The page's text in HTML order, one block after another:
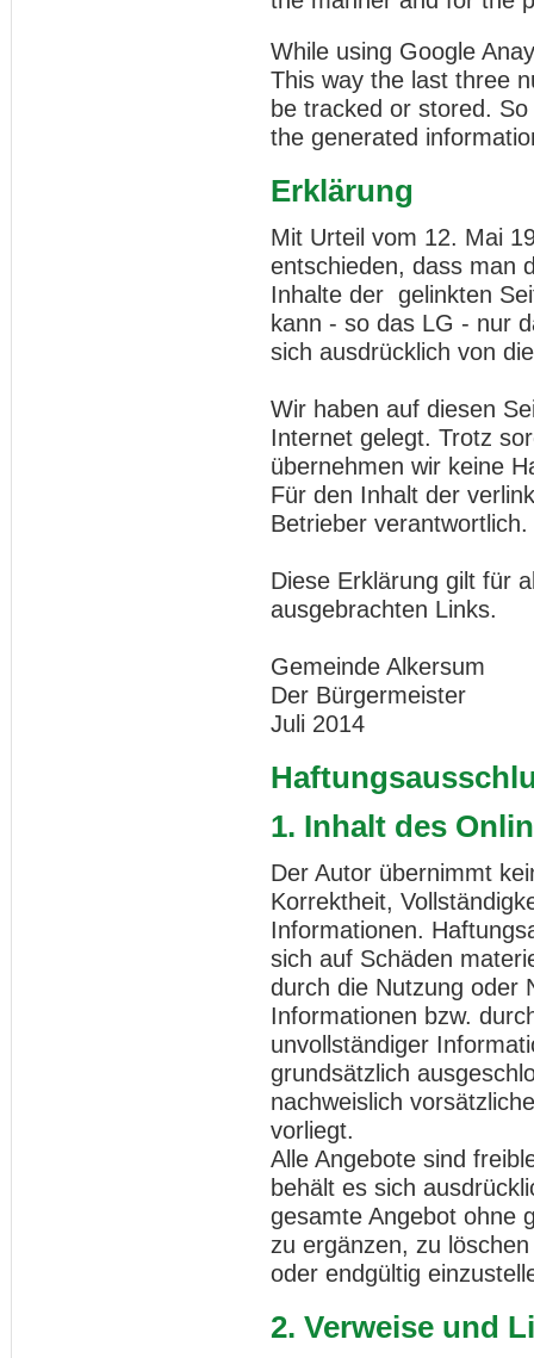
While using Google
This way the last three
be tracked or stored.
the generated
Erklärung
Mit Urteil vom 12. Mai
entschieden, dass man
Inhalte der gelinkten
kann - so das LG - nur
sich ausdrücklich von
Wir haben auf diesen
Internet gelegt. Trotz
übernehmen wir keine
Für den Inhalt der
Betrieber verantwortlich.
Diese Erklärung gilt für
ausgebrachten Links.
Gemeinde Alkersum
Der Bürgermeister
Juli 2014
1. Inhalt des
Der Autor übernimmt
Korrektheit,
Informationen.
sich auf Schäden
durch die Nutzung oder
Informationen bzw.
unvollständiger
grundsätzlich
nachweislich
vorliegt.
Alle Angebote sind
behält es sich
gesamte Angebot ohne
zu ergänzen, zu
oder endgültig
2. Verweise und